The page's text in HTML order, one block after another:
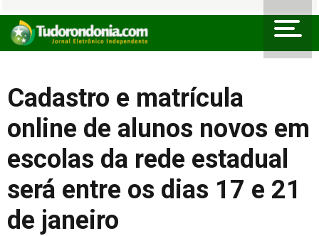
Cadastro e matrícula
online de alunos novos em
escolas da rede estadual
será entre os dias 17 e 21
de janeiro